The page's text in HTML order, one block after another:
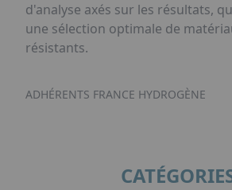
d'analyse axés sur les résultats,
une sélection optimale de
résistants.
ADHÉRENTS FRANCE HYDROGÈNE